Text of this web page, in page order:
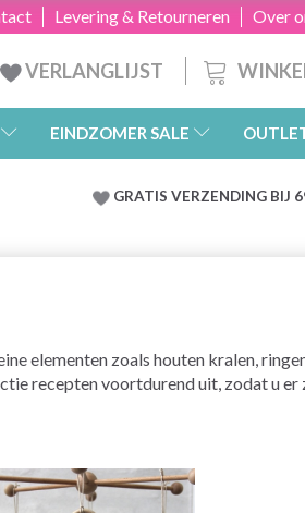
Over
Levering & Retourneren
VERLANGLIJST
EINDZOMER SALE
GRATIS VERZENDING BIJ
elementen zoals houten kralen,
recepten voortdurend uit, zodat u er